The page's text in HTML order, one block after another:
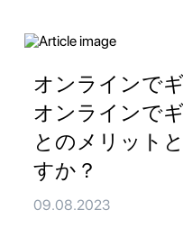
オンラインで
オンラインで
とのメリット
すか？
09.08.2023